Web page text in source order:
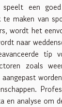
speelt een
maken van
wordt het
naar
tip
zoals
en analyse om